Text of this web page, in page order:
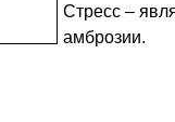
Стресс –
амброзии.